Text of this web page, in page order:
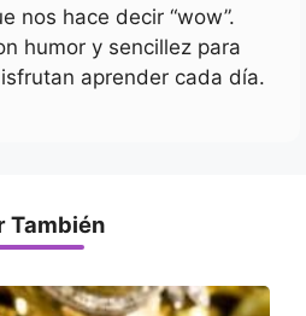
nos hace decir “wow”.
humor y sencillez para
aprender cada día.
También